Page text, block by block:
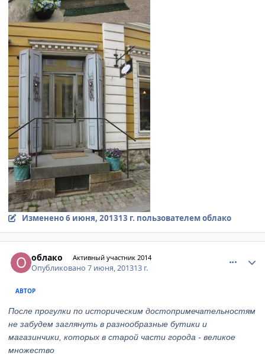
Изменено6 июня, 201313 г. пользователем облако
облако Активный участник 2014
Опубликовано7 июня, 201313 г.
АВТОР
После прогулки по историческим достопримечательностям
не забудем заглянуть в разнообразные бутики и
магазинчики, которых в старой части города - великое
множество